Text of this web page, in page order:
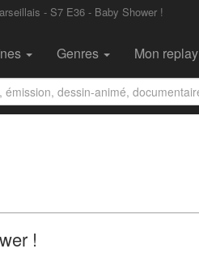
- S7 E36 - Baby Shower !
Genres Mon replay
!